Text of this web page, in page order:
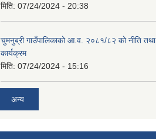
मिति: 07/24/2024 - 20:38
चुमनुब्री गाउँपालिकाको आ.व. २०८१/८२ को नीति तथा
कार्यक्रम
मिति: 07/24/2024 - 15:16
अन्य